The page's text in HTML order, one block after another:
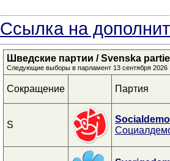
Ссылка на
Шведские партии / Svenska
Следующие выборы в парламент 13 сентября 2026
Сокращение Партия
S